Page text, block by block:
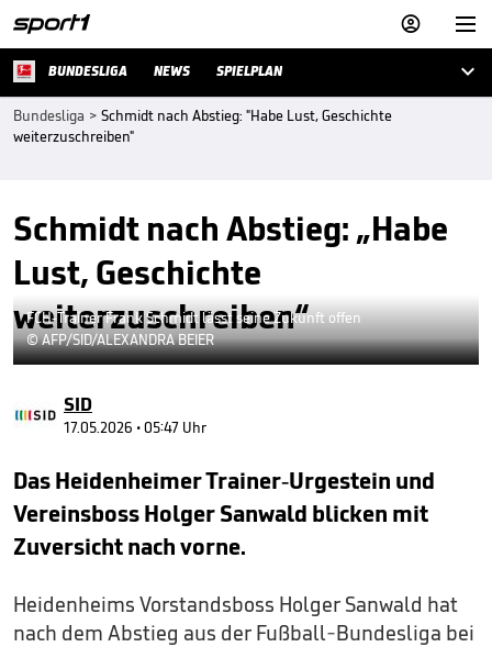


BUNDESLIGA NEWS SPIELPLAN 
Bundesliga > Schmidt nach Abstieg: "Habe Lust, Geschichte
weiterzuschreiben"
Schmidt nach Abstieg: „Habe
Lust, Geschichte
weiterzuschreiben“
FCH-Trainer Frank Schmidt lässt seine Zukunft offen
© AFP/SID/ALEXANDRA BEIER
SID
17.05.2026 • 05:47 Uhr
Das Heidenheimer Trainer-Urgestein und
Vereinsboss Holger Sanwald blicken mit
Zuversicht nach vorne.
Heidenheims Vorstandsboss Holger Sanwald hat
nach dem Abstieg aus der Fußball-Bundesliga bei